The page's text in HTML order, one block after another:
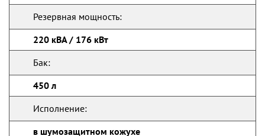
Резервная мощность:
220 кВА / 176 кВт
Бак:
450 л
Исполнение:
в шумозащитном кожухе